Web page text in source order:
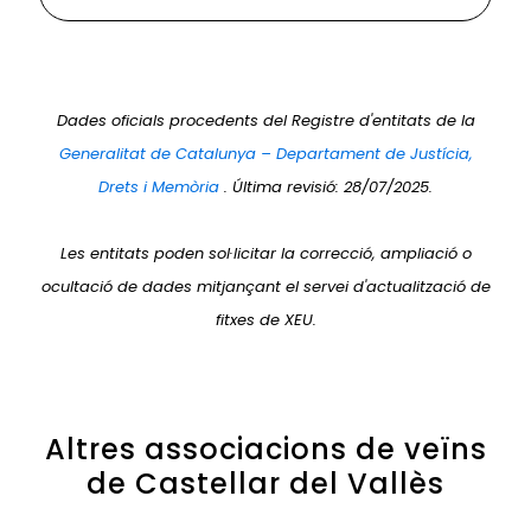
Dades oficials procedents del Registre d'entitats de la
Generalitat de Catalunya – Departament de Justícia,
Drets i Memòria . Última revisió: 28/07/2025.
Les entitats poden sol·licitar la correcció, ampliació o
ocultació de dades mitjançant el servei d'actualització de
fitxes de XEU.
Altres associacions de veïns
de Castellar del Vallès